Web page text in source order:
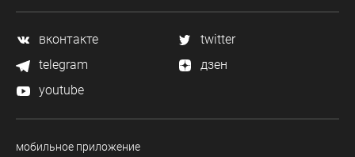
вконтакте
twitter
telegram
дзен
youtube
мобильное приложение